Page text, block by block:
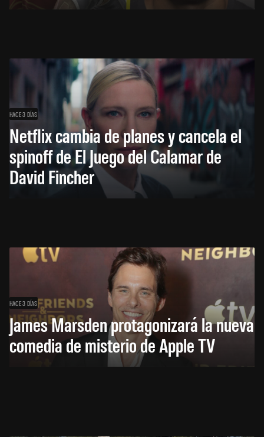
HACE 3 DÍAS
Netflix cambia de planes y cancela el
spinoff de El Juego del Calamar de
David Fincher
HACE 3 DÍAS
James Marsden protagonizará la nueva
comedia de misterio de Apple TV